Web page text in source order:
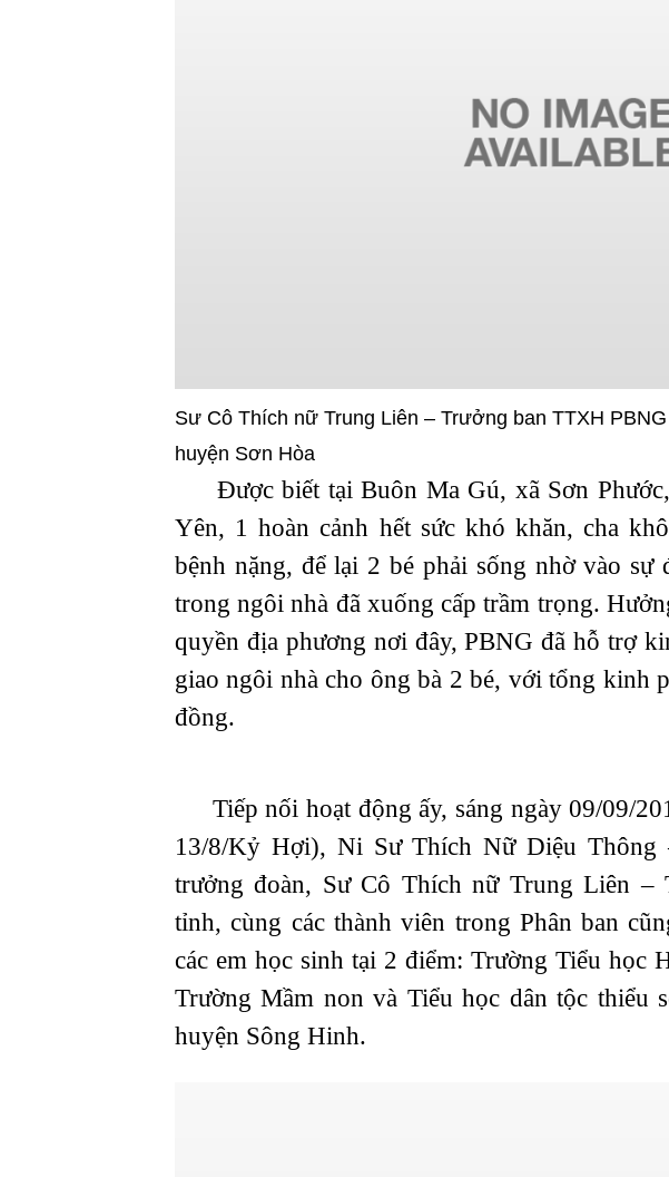
Sư Cô Thích nữ Trung Liên – Trưởng ban TTXH
huyện Sơn Hòa
Được biết tại Buôn Ma Gú, xã Sơn Phước,
Yên, 1 hoàn cảnh hết sức khó khăn, cha
bệnh nặng, để lại 2 bé phải sống nhờ vào sự
trong ngôi nhà đã xuống cấp trầm trọng.
quyền địa phương nơi đây, PBNG đã hỗ trợ
giao ngôi nhà cho ông bà 2 bé, với tổng kinh
đồng.
Tiếp nối hoạt động ấy, sáng ngày 09/09/
13/8/Kỷ Hợi), Ni Sư Thích Nữ Diệu Thông
trưởng đoàn, Sư Cô Thích nữ Trung Liên –
tỉnh, cùng các thành viên trong Phân ban
các em học sinh tại 2 điểm: Trường Tiểu học
Trường Mầm non và Tiểu học dân tộc thiểu
huyện Sông Hinh.